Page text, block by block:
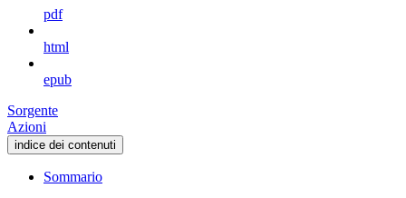
pdf
html
epub
Sorgente
Azioni
indice dei contenuti
Sommario